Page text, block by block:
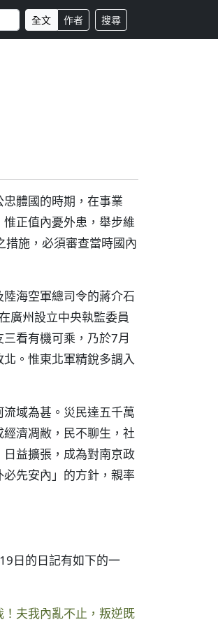
全文 作者 搜尋
忠體國的時期，在事業
正值內憂外患，舉步維
施，必須審查當時國內
海空軍總司令的蔣介石
廣州設立中央執監委員
看有機可乘，乃於7月
。惟東北軍精銳多調入
域為甚。災民達五千萬
濟凋敝，民不聊生，社
益擴張，成為對南京政
先安內」的方針，親率
日的日記有如下的一
！夫我內亂不止，叛逆既